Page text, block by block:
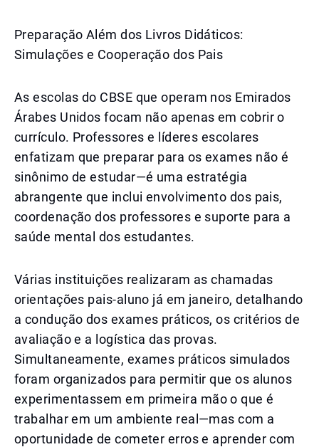
Preparação Além dos Livros Didáticos:
Simulações e Cooperação dos Pais
As escolas do CBSE que operam nos Emirados
Árabes Unidos focam não apenas em cobrir o
currículo. Professores e líderes escolares
enfatizam que preparar para os exames não é
sinônimo de estudar—é uma estratégia
abrangente que inclui envolvimento dos pais,
coordenação dos professores e suporte para a
saúde mental dos estudantes.
Várias instituições realizaram as chamadas
orientações pais-aluno já em janeiro, detalhando
a condução dos exames práticos, os critérios de
avaliação e a logística das provas.
Simultaneamente, exames práticos simulados
foram organizados para permitir que os alunos
experimentassem em primeira mão o que é
trabalhar em um ambiente real—mas com a
oportunidade de cometer erros e aprender com